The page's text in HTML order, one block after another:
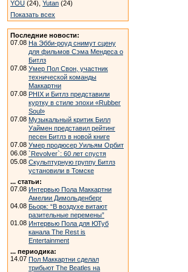
YOU (24), Yutan (24)
Показать всех
Последние новости:
07.08 На Эбби-роуд снимут сцену
для фильмов Сэма Мендеса о
Битлз
07.08 Умер Пол Свон, участник
технической команды
Маккартни
07.08 PHIX и Битлз представили
куртку в стиле эпохи «Rubber
Soul»
07.08 Музыкальный критик Билл
Уаймен представил рейтинг
песен Битлз в новой книге
07.08 Умер продюсер Уильям Орбит
06.08 `Revolver`: 60 лет спустя
05.08 Скульптурную группу Битлз
установили в Томске
... статьи:
07.08 Интервью Пола Маккартни
Амелии Димольденберг
04.08 Бьорк: “В воздухе витают
разительные перемены”
01.08 Интервью Пола для ЮТуб
канала The Rest is
Entertainment
... периодика:
14.07 Пол Маккартни сделал
трибьют The Beatles на